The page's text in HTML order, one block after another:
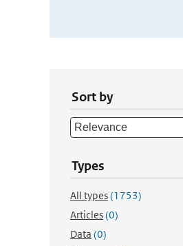
Sort by
Types
All types(1753)
Articles(0)
Data (0)